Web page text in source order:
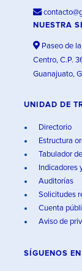
NUESTRA
Paseo de la
Centro, C.P.
Guanajuato,
UNIDAD DE
Directorio
Estructura
Tabulador
Indicadores
Auditorías
Solicitudes
Cuenta
Aviso de
SÍGUENOS EN